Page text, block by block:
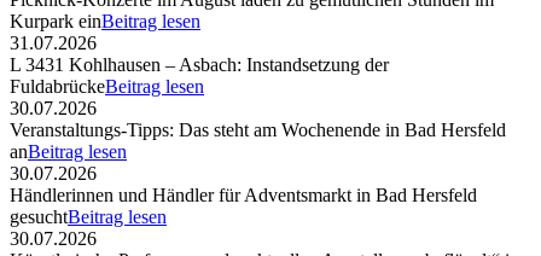
Kurpark einBeitrag lesen
31.07.2026
L 3431 Kohlhausen – Asbach: Instandsetzung der
FuldabrückeBeitrag lesen
30.07.2026
Veranstaltungs-Tipps: Das steht am Wochenende in Bad Hersfeld
anBeitrag lesen
30.07.2026
Händlerinnen und Händler für Adventsmarkt in Bad Hersfeld
gesuchtBeitrag lesen
30.07.2026